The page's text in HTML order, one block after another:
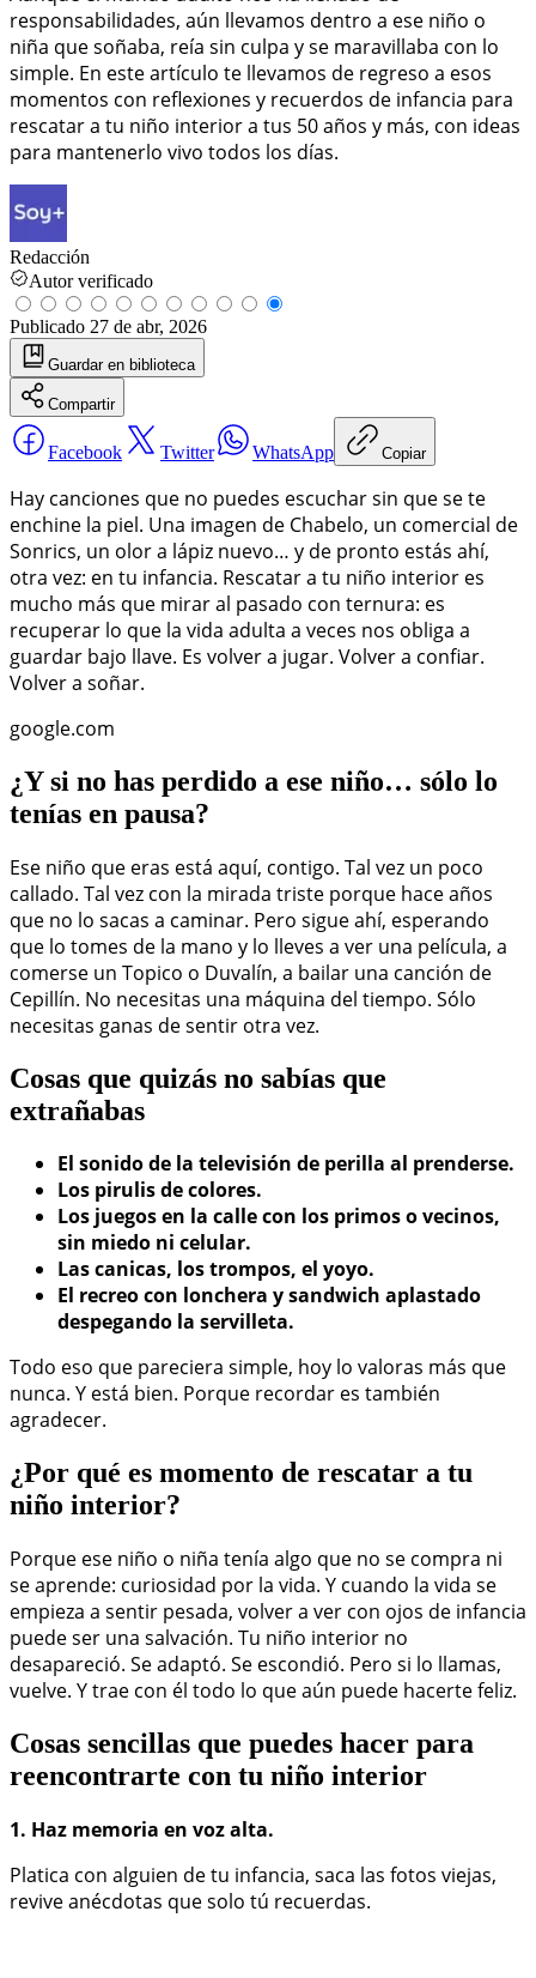
responsabilidades, aún llevamos dentro a ese niño o
niña que soñaba, reía sin culpa y se maravillaba con lo
simple. En este artículo te llevamos de regreso a esos
momentos con reflexiones y recuerdos de infancia para
rescatar a tu niño interior a tus 50 años y más, con ideas
para mantenerlo vivo todos los días.
Redacción
Autor verificado
Publicado 27 de abr, 2026
Guardar en biblioteca
Compartir
Facebook Twitter WhatsApp Copiar
Hay canciones que no puedes escuchar sin que se te
enchine la piel. Una imagen de Chabelo, un comercial de
Sonrics, un olor a lápiz nuevo… y de pronto estás ahí,
otra vez: en tu infancia. Rescatar a tu niño interior es
mucho más que mirar al pasado con ternura: es
recuperar lo que la vida adulta a veces nos obliga a
guardar bajo llave. Es volver a jugar. Volver a confiar.
Volver a soñar.
google.com
¿Y si no has perdido a ese niño… sólo lo
tenías en pausa?
Ese niño que eras está aquí, contigo. Tal vez un poco
callado. Tal vez con la mirada triste porque hace años
que no lo sacas a caminar. Pero sigue ahí, esperando
que lo tomes de la mano y lo lleves a ver una película, a
comerse un Topico o Duvalín, a bailar una canción de
Cepillín. No necesitas una máquina del tiempo. Sólo
necesitas ganas de sentir otra vez.
Cosas que quizás no sabías que
extrañabas
El sonido de la televisión de perilla al prenderse.
Los pirulis de colores.
Los juegos en la calle con los primos o vecinos,
sin miedo ni celular.
Las canicas, los trompos, el yoyo.
El recreo con lonchera y sandwich aplastado
despegando la servilleta.
Todo eso que pareciera simple, hoy lo valoras más que
nunca. Y está bien. Porque recordar es también
agradecer.
¿Por qué es momento de rescatar a tu
niño interior?
Porque ese niño o niña tenía algo que no se compra ni
se aprende: curiosidad por la vida. Y cuando la vida se
empieza a sentir pesada, volver a ver con ojos de infancia
puede ser una salvación. Tu niño interior no
desapareció. Se adaptó. Se escondió. Pero si lo llamas,
vuelve. Y trae con él todo lo que aún puede hacerte feliz.
Cosas sencillas que puedes hacer para
reencontrarte con tu niño interior
1. Haz memoria en voz alta.
Platica con alguien de tu infancia, saca las fotos viejas,
revive anécdotas que solo tú recuerdas.